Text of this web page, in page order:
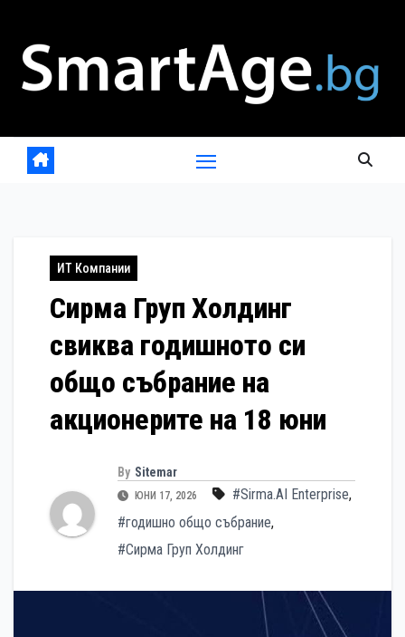
content
ИТ Компании
Сирма Груп Холдинг
свиква годишното си
общо събрание на
акционерите на 18 юни
By Sitemar
ЮНИ 17, 2026 #Sirma.AI Enterprise,
#годишно общо събрание,
#Сирма Груп Холдинг